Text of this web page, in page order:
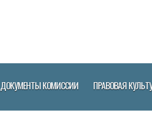
ДОКУМЕНТЫ КОМИССИИ ПРАВОВАЯ